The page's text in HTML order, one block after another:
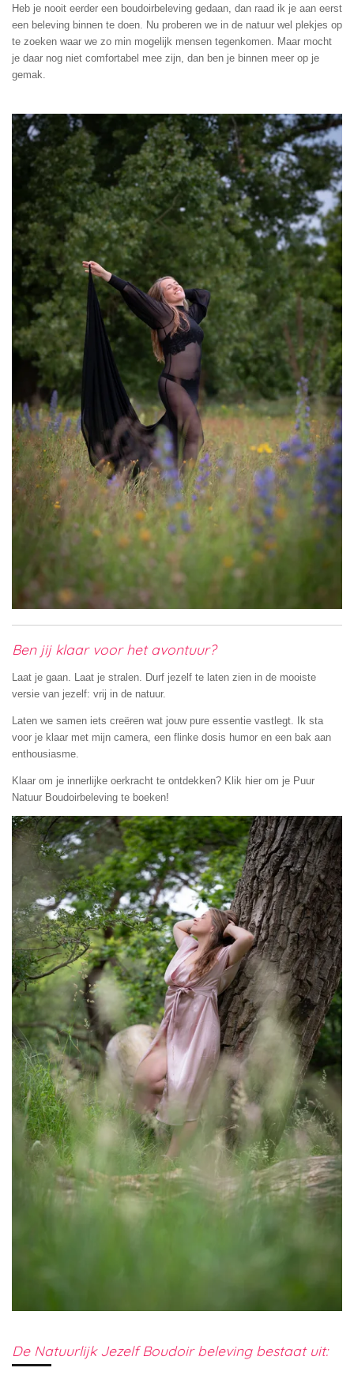
Heb je nooit eerder een boudoirbeleving gedaan, dan raad ik je aan eerst
een beleving binnen te doen. Nu proberen we in de natuur wel plekjes op
te zoeken waar we zo min mogelijk mensen tegenkomen. Maar mocht
je daar nog niet comfortabel mee zijn, dan ben je binnen meer op je
gemak.
Ben jij klaar voor het avontuur?
Laat je gaan. Laat je stralen. Durf jezelf te laten zien in de mooiste
versie van jezelf: vrij in de natuur.
Laten we samen iets creëren wat jouw pure essentie vastlegt. Ik sta
voor je klaar met mijn camera, een flinke dosis humor en een bak aan
enthousiasme.
Klaar om je innerlijke oerkracht te ontdekken? Klik hier om je Puur
Natuur Boudoirbeleving te boeken!
De Natuurlijk Jezelf Boudoir beleving bestaat uit: